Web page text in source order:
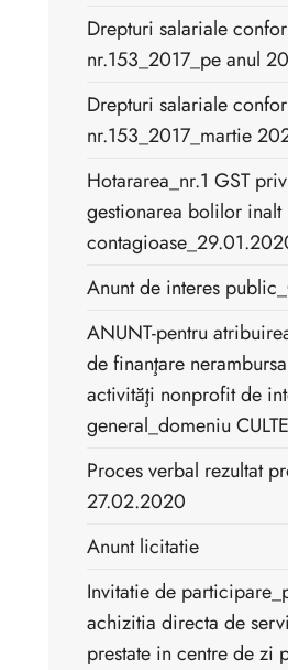
Drepturi salariale
nr.153_2017_pe anul
Drepturi salariale
nr.153_2017_martie
Hotararea_nr.1 GST
gestionarea bolilor inalt
Anunt de interes
ANUNT-pentru
de finanţare
activităţi nonprofit de
general_domeniu CULTE
Proces verbal rezultat
27.02.2020
Anunt licitatie
Invitatie de
achizitia directa de
prestate in centre de zi